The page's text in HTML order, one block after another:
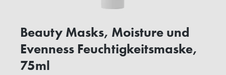
Beauty Masks, Moisture und
Evenness Feuchtigkeitsmaske,
75ml